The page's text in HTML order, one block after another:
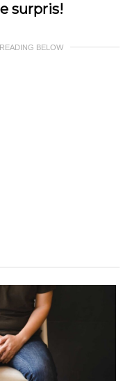
surpris!
BELOW